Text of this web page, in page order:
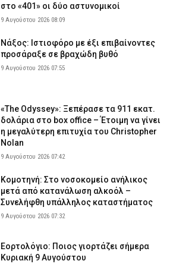
στο «401» οι δύο αστυνομικοί
9 Αυγούστου 2026 08:09
Νάξος: Ιστιοφόρο με έξι επιβαίνοντες
προσάραξε σε βραχώδη βυθό
9 Αυγούστου 2026 07:55
«The Odyssey»: Ξεπέρασε τα 911 εκατ.
δολάρια στο box office – Έτοιμη να γίνει
η μεγαλύτερη επιτυχία του Christopher
Nolan
9 Αυγούστου 2026 07:42
Κομοτηνή: Στο νοσοκομείο ανήλικος
μετά από κατανάλωση αλκοόλ –
Συνελήφθη υπάλληλος καταστήματος
9 Αυγούστου 2026 07:32
Εορτολόγιο: Ποιος γιορτάζει σήμερα
Κυριακή 9 Αυγούστου